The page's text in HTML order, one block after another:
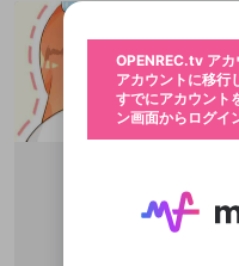
ふーりんഒゆの厨
ron19400
チームメン
ブロックリ
この動画の
フ
応援している配信者
きます。好きなデザ
※ファンレター機能
固定動画に
マイページに表示さ
信予定、アーカイブ
のトップに1つ固定
ニューより設定する
選択できるプレ
ポイント
ご確
した。 サービスを
メールア
@
メールア
OPENREC.tv ア
アカウントに移行
すでにアカウント
ン画面からログイ
登録したメールアド
入力してい
スに、パス
年
生年月は登録後に変更
お住まいの地域
認証
セッション
不適切なユー
すか？
問題を選択して
わいせつな表現
サブ
詳しくはこちら
Discordアカ